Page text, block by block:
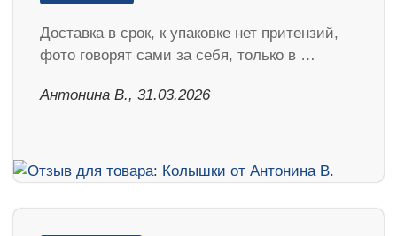
Доставка в срок, к упаковке нет притензий,
фото говорят сами за себя, только в …
Антонина В., 31.03.2026